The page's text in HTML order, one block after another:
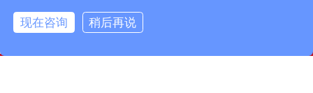
15358868788
info@fmcable.com
凤鸣公众号
现在咨询 稍后再说